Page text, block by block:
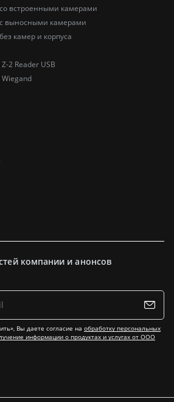
компании и анонсов
Вы даете согласие на обработку персональных
информации о продуктах и услугах от ООО
встроенными камерами
выносными камерами
камер и корпуса
2 Reader USB
Wiegand